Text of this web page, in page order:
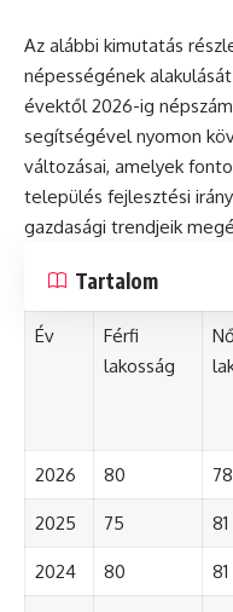
Az alábbi kimutatás
népességének
évektől 2026-ig
segítségével nyomon
változásai, amelyek
település fejlesztési
gazdasági trendjeik
Tartalom
Év
Férfi
lakosság
2026 80 78
2025 75 81
2024 80 81